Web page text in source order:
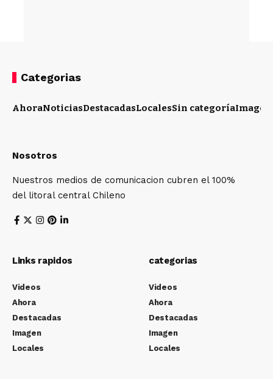
Categorias
AhoraNoticiasDestacadasLocalesSin categoríaImagen
Nosotros
Nuestros medios de comunicacion cubren el 100%
del litoral central Chileno
Links rapidos
Videos
Ahora
Destacadas
Imagen
Locales
categorias
Videos
Ahora
Destacadas
Imagen
Locales